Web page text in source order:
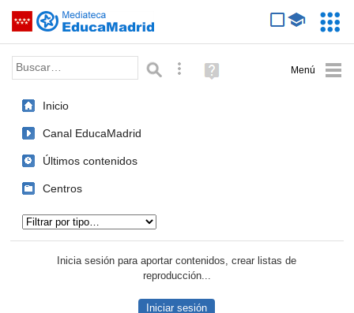
Saltar navegación
Palabra o frase: Búsqueda avanzada
Ayuda
(en
Inicio
Canal EducaMadrid
Últimos contenidos
Centros
Inicia sesión para aportar contenidos, crear listas de
reproducción...
Iniciar sesión